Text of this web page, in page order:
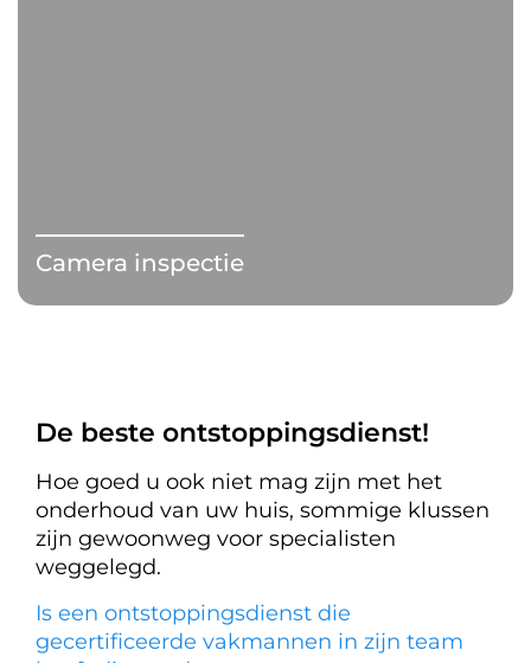
Camera inspectie
De beste ontstoppingsdienst!
Hoe goed u ook niet mag zijn met het
onderhoud van uw huis, sommige klussen
zijn gewoonweg voor specialisten
weggelegd.
Is een ontstoppingsdienst die
gecertificeerde vakmannen in zijn team